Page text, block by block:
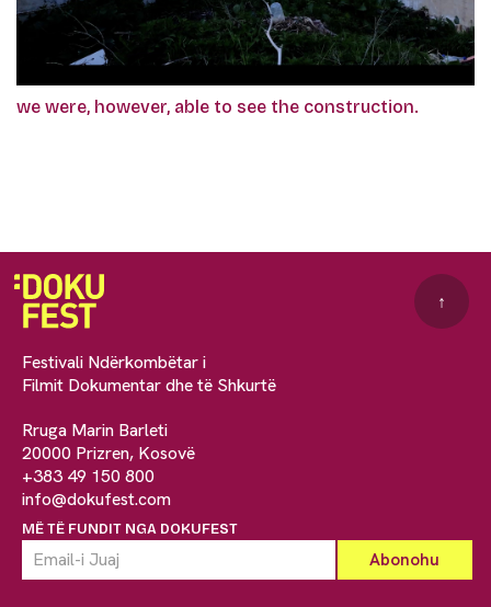
we were, however, able to see the construction.
Festivali Ndërkombëtar i
Filmit Dokumentar dhe të Shkurtë
Rruga Marin Barleti
20000 Prizren, Kosovë
+383 49 150 800
info@dokufest.com
MË TË FUNDIT NGA DOKUFEST
↑